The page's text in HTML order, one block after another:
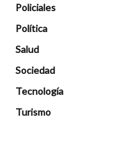
Policiales
Política
Salud
Sociedad
Tecnología
Turismo